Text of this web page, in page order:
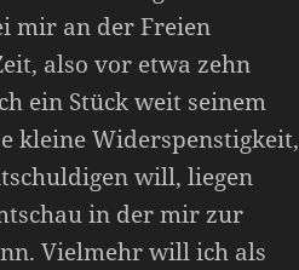
mir an der Freien
also vor etwa zehn
ein Stück weit seinem
kleine Widerspenstigkeit,
will, liegen
in der mir zur
Vielmehr will ich als